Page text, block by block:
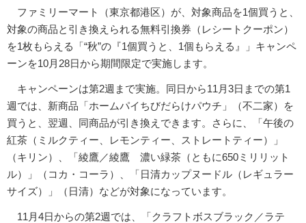
ファミリーマート（東京都港区）が、対象商品を1個買うと、
対象の商品と引き換えられる無料引換券（レシートクーポン）
を1枚もらえる「“秋”の『1個買うと、1個もらえる』」キャンペ
ーンを10月28日から期間限定で実施します。
キャンペーンは第2週まで実施。同日から11月3日までの第1
週では、新商品「ホームパイちびだらけパウチ」（不二家）を
買うと、翌週、同商品が引き換えできます。さらに、「午後の
紅茶（ミルクティー、レモンティー、ストレートティー）」
（キリン）、「綾鷹／綾鷹 濃い緑茶（ともに650ミリリット
ル）」（コカ・コーラ）、「日清カップヌードル（レギュラー
サイズ）」（日清）などが対象になっています。
11月4日からの第2週では、「クラフトボスブラック／ラテ